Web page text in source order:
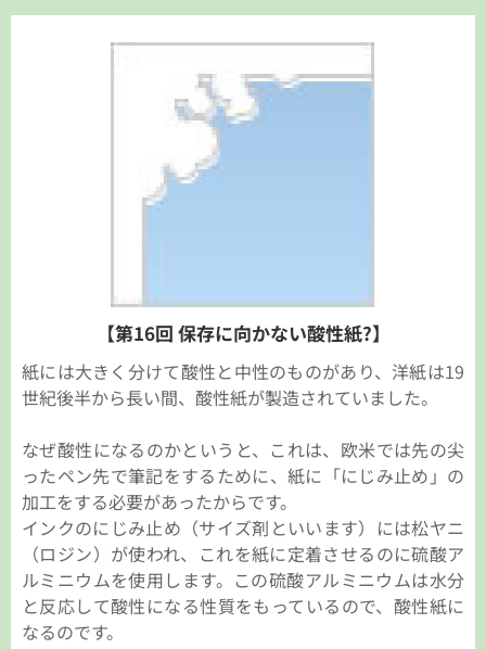
【第16回 保存に向かない酸性紙?】
紙には大きく分けて酸性と中性のものがあり、洋紙は19
世紀後半から長い間、酸性紙が製造されていました。
なぜ酸性になるのかというと、これは、欧米では先の尖
ったペン先で筆記をするために、紙に「にじみ止め」の
加工をする必要があったからです。
インクのにじみ止め（サイズ剤といいます）には松ヤニ
（ロジン）が使われ、これを紙に定着させるのに硫酸ア
ルミニウムを使用します。この硫酸アルミニウムは水分
と反応して酸性になる性質をもっているので、酸性紙に
なるのです。